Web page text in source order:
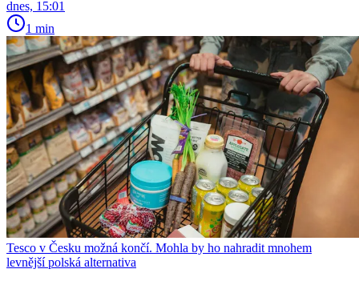
dnes, 15:01
1 min
Tesco v Česku možná končí. Mohla by ho nahradit mnohem
levnější polská alternativa